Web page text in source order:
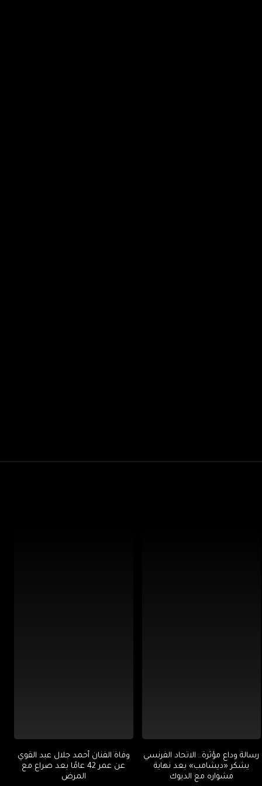
رسالة وداع مؤثرة.. الاتحاد الفرنسي
يشكر «ديشامب» بعد نهاية
مشواره مع الديوك
وفاة الفنان أحمد جلال عبد القوي
عن عمر 42 عامًا بعد صراع مع
المرض